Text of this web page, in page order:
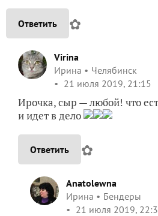
Ответить ✿
Virina
Ирина
Челябинск
21 июля 2019, 21:15
Ирочка, сыр — любой! что
и идет в дело
Ответить ✿
Anatolewna
Ирина
Бендеры
21 июля 2019,